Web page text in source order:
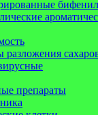
разложения
препараты